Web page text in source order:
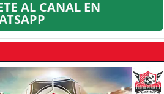
AL CANAL EN